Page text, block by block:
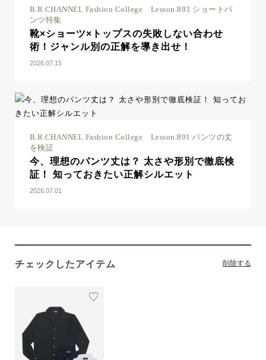
B.R.CHANNEL Fashion College Lesson.893 ショートパ
ンツ特集
靴×ショーツ×トップスの失敗しない合わせ
術！ジャンル別の正解を導き出せ！
2026.07.15
B.R.CHANNEL Fashion College Lesson.891 パンツの丈
を検証
今、理想のパンツ丈は？ 太さや形別で徹底検
証！ 知っておきたい正解シルエット
2026.07.01
チェックしたアイテム 削除する